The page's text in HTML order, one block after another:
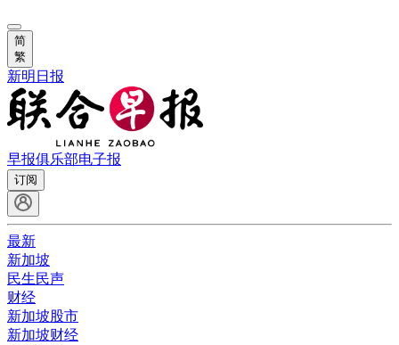
简
繁
新明日报
早报俱乐部电子报
订阅
最新
新加坡
民生民声
财经
新加坡股市
新加坡财经